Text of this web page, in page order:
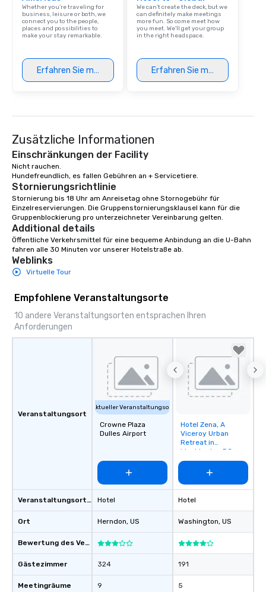
Whether you’re traveling for
business, leisure or both, we
connect you to the people,
places and possibilities to
make your stay remarkable.
Erfahren Sie mehr
We can't create the deck, but we
can definitely make meetings
more fun. So come meet how
you meet. We'll get your group
in the right headspace.
Erfahren Sie mehr
Zusätzliche Informationen
Einschränkungen der Facility
Nicht rauchen.
Hundefreundlich, es fallen Gebühren an + Servicetiere.
Stornierungsrichtlinie
Stornierung bis 18 Uhr am Anreisetag ohne Stornogebühr für
Einzelreservierungen. Die Gruppenstornierungsklausel kann für die
Gruppenblockierung pro unterzeichneter Vereinbarung gelten.
Additional details
Öffentliche Verkehrsmittel für eine bequeme Anbindung an die U-Bahn
fahren alle 30 Minuten vor unserer Hotelstraße ab.
Weblinks
Virtuelle Tour
Empfohlene Veranstaltungsorte
10 andere Veranstaltungsorten entsprachen Ihren
Anforderungen
Veranstaltungsort
Veranstaltungsortstyp
Ort
Bewertung des Veranstaltungsortes
Gästezimmer
Meetingräume
Aktueller Veranstaltungsort
Crowne Plaza
Dulles Airport
Hotel
Herndon, US
324
9
Removed from
favorites
Hotel Zena, A
Viceroy Urban
Retreat in
Washington DC
Hotel
Washington, US
191
5